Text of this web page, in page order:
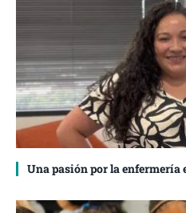
Una pasión por la enfermería